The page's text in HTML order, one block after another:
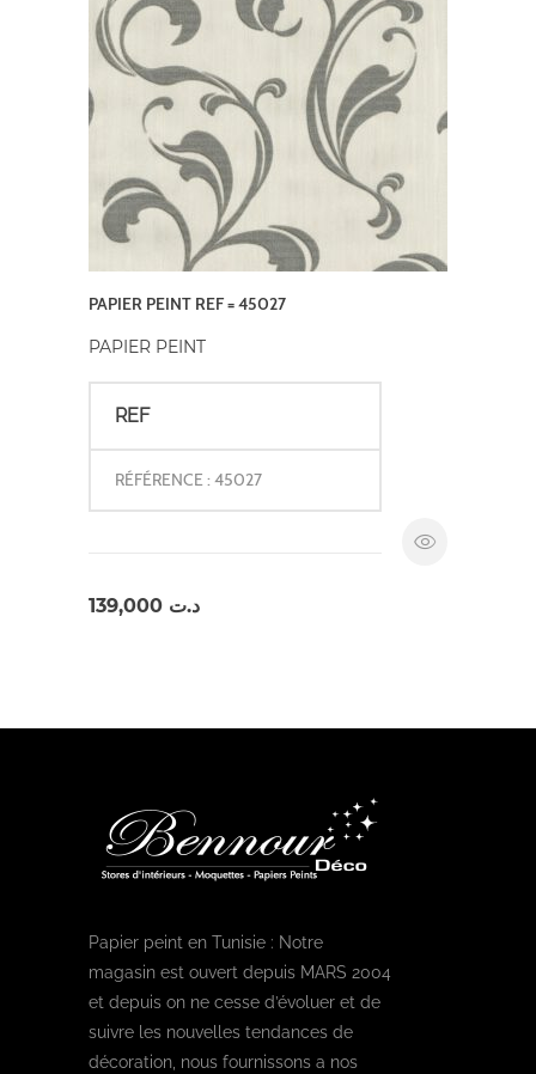
PAPIER PEINT REF = 45027
PAPIER PEINT
REF
RÉFÉRENCE : 45027
د.ت
Papier peint en Tunisie : Notre
magasin est ouvert depuis MARS 2004
et depuis on ne cesse d’évoluer et de
suivre les nouvelles tendances de
décoration, nous fournissons a nos